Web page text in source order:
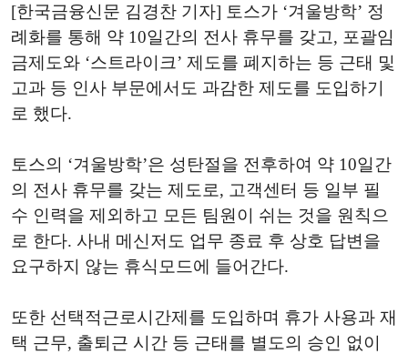
[한국금융신문 김경찬 기자] 토스가 ‘겨울방학’ 정
례화를 통해 약 10일간의 전사 휴무를 갖고, 포괄임
금제도와 ‘스트라이크’ 제도를 폐지하는 등 근태 및
고과 등 인사 부문에서도 과감한 제도를 도입하기
로 했다.
토스의 ‘겨울방학’은 성탄절을 전후하여 약 10일간
의 전사 휴무를 갖는 제도로, 고객센터 등 일부 필
수 인력을 제외하고 모든 팀원이 쉬는 것을 원칙으
로 한다. 사내 메신저도 업무 종료 후 상호 답변을
요구하지 않는 휴식모드에 들어간다.
또한 선택적근로시간제를 도입하며 휴가 사용과 재
택 근무, 출퇴근 시간 등 근태를 별도의 승인 없이